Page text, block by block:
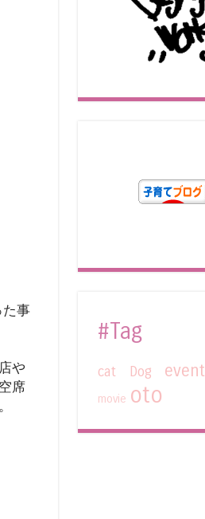
た事
や
席
#Tag
cat Dog event
movie oto